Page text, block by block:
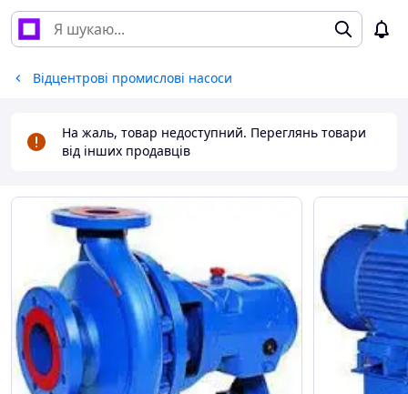
Відцентрові промислові насоси
На жаль, товар недоступний. Переглянь товари
від інших продавців